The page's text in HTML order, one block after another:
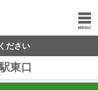
ださい
東口